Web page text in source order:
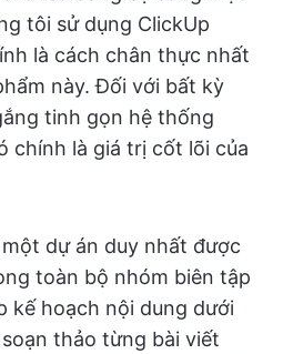
tôi sử dụng ClickUp
là cách chân thực nhất
này. Đối với bất kỳ
tinh gọn hệ thống
chính là giá trị cốt lõi của
dự án duy nhất được
toàn bộ nhóm biên tập
kế hoạch nội dung dưới
thảo từng bài viết